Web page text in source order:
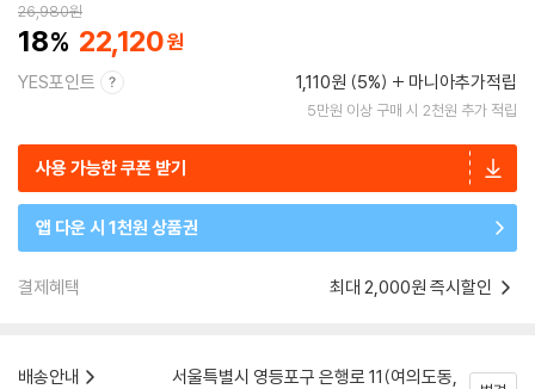
26,980원
18 22,120
YES포인트 1,110원 (5%) 마니아추가적립
5만원 이상 구매 시 2천원 추가 적립
사용 가능한 쿠폰 받기
앱 다운 시 1천원 상품권
결제혜택 최대 2,000원 즉시할인
배송안내
서울특별시 영등포구 은행로 11(여의도동,